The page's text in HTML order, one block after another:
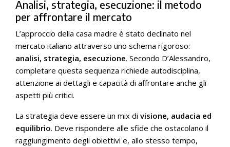
Analisi, strategia, esecuzione: il metodo
per affrontare il mercato
L’approccio della casa madre è stato declinato nel
mercato italiano attraverso uno schema rigoroso:
analisi, strategia, esecuzione. Secondo D’Alessandro,
completare questa sequenza richiede autodisciplina,
attenzione ai dettagli e capacità di affrontare anche gli
aspetti più critici.
La strategia deve essere un mix di visione, audacia ed
equilibrio. Deve rispondere alle sfide che ostacolano il
raggiungimento degli obiettivi e, allo stesso tempo,